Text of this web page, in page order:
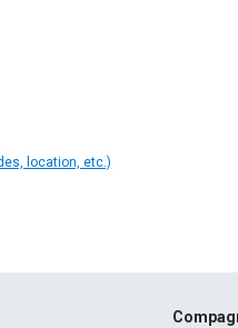
location, etc.)